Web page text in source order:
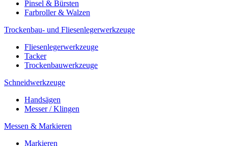
Pinsel & Bürsten
Farbroller & Walzen
Trockenbau- und Fliesenlegerwerkzeuge
Fliesenlegerwerkzeuge
Tacker
Trockenbauwerkzeuge
Schneidwerkzeuge
Handsägen
Messer / Klingen
Messen & Markieren
Markieren